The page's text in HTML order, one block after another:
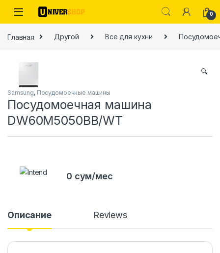
Skip to navigation
Skip to content
0
Главная Другой Все для кухни
🔍
Samsung, Посудомоечные машины
Посудомоечная машина
DW60M5050BB/WT
0 сум/мес
Описание Reviews